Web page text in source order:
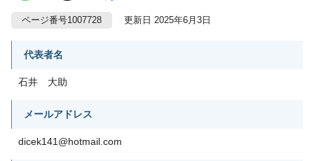
ページ番号1007728 更新日 2025年6月3日
代表者名
石井 大助
メールアドレス
dicek141@hotmail.com